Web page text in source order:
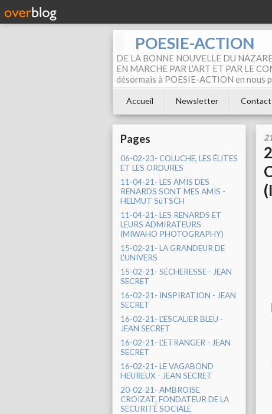
POESIE-ACTION
DE LA BONNE NOUVELLE DU
EN MARCHE PAR L'ART ET PAR LE
désormais à POESIE-ACTION en
Accueil Newsletter Contact
Pages
06-02-23- COLUCHE, LES ÉLITES
ET LES ORDURES
11-04-21- LES AMIS DES
RENARDS SONT MES AMIS -
HELMUT SüTSCH
11-04-21- LES RENARDS ET
LEURS ADMIRATEURS
(MIWAHO PHOTOGRAPHY)
15-02-21- LA GRANDEUR DE
L'UNIVERS
15-02-21- SÉCHERESSE - JEAN
SECRET
16-02-21- INSPIRATION - JEAN
SECRET
16-02-21- L'ESCALIER BLEU -
JEAN SECRET
16-02-21- L'ETRANGER - JEAN
SECRET
16-02-21- LE VAGABOND
HEUREUX - JEAN SECRET
20-02-21- AMBROISE
CROIZAT, FONDATEUR DE LA
SECURITÉ SOCIALE